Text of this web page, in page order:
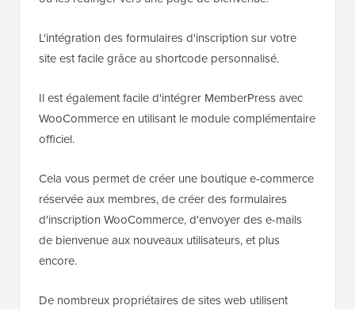
L'intégration des formulaires d'inscription sur votre
site est facile grâce au shortcode personnalisé.
Il est également facile d'intégrer MemberPress avec
WooCommerce en utilisant le module complémentaire
officiel.
Cela vous permet de créer une boutique e-commerce
réservée aux membres, de créer des formulaires
d'inscription WooCommerce, d'envoyer des e-mails
de bienvenue aux nouveaux utilisateurs, et plus
encore.
De nombreux propriétaires de sites web utilisent